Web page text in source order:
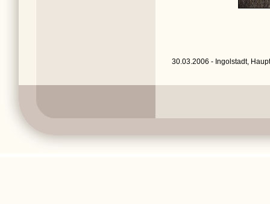
30.03.2006 - Ingolstadt,